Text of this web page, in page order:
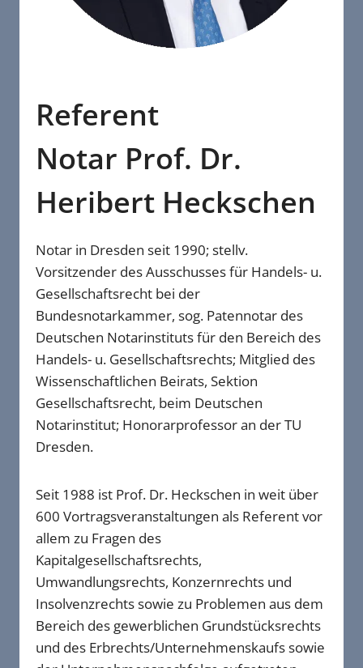
Referent
Notar Prof. Dr.
Heribert Heckschen
Notar in Dresden seit 1990; stellv.
Vorsitzender des Ausschusses für Handels- u.
Gesellschaftsrecht bei der
Bundesnotarkammer, sog. Patennotar des
Deutschen Notarinstituts für den Bereich des
Handels- u. Gesellschaftsrechts; Mitglied des
Wissenschaftlichen Beirats, Sektion
Gesellschaftsrecht, beim Deutschen
Notarinstitut; Honorarprofessor an der TU
Dresden.
Seit 1988 ist Prof. Dr. Heckschen in weit über
600 Vortragsveranstaltungen als Referent vor
allem zu Fragen des
Kapitalgesellschaftsrechts,
Umwandlungsrechts, Konzernrechts und
Insolvenzrechts sowie zu Problemen aus dem
Bereich des gewerblichen Grundstücksrechts
und des Erbrechts/Unternehmenskaufs sowie